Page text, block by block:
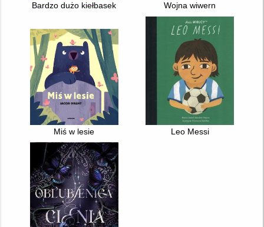
Bardzo dużo kiełbasek Wojna wiwern
Miś w lesie Leo Messi